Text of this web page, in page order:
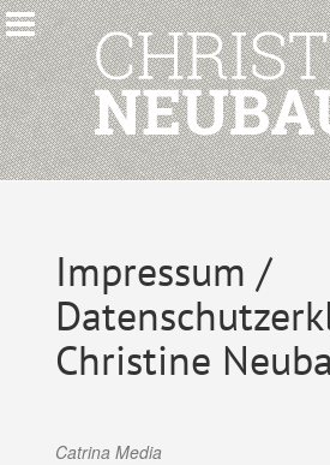
Impressum /
Christine
Catrina Media